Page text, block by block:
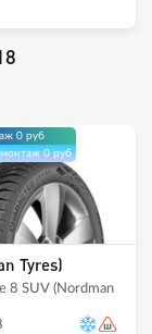
0 руб
0 руб
Tyres)
8 SUV (Nordman